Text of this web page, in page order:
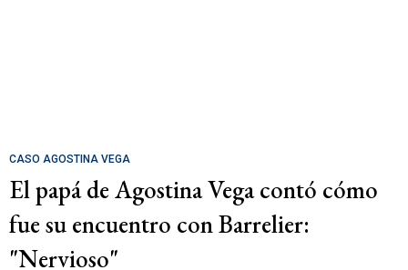
CASO AGOSTINA VEGA
El papá de Agostina Vega contó cómo
fue su encuentro con Barrelier:
"Nervioso"